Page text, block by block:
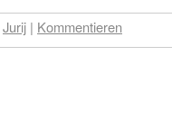
Jurij | Kommentieren